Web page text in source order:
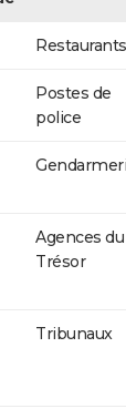
Restaurants
Postes de
police
Agences du
Trésor
Tribunaux